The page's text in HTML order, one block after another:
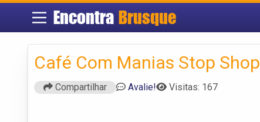
Encontra Brusque
Café Com Manias Stop Shop
Compartilhar Avalie! Visitas: 167